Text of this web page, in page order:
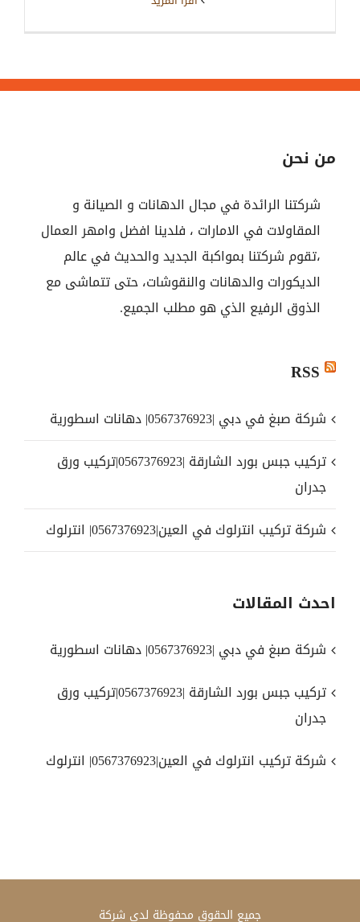
من نحن
شركتنا الرائدة في مجال الدهانات و الصيانة و
المقاولات في الامارات ، فلدينا افضل وامهر العمال
،تقوم شركتنا بمواكبة الجديد والحديث في عالم
الديكورات والدهانات والنقوشات، حتى تتماشى مع
الذوق الرفيع الذي هو مطلب الجميع.
RSS
شركة صبغ في دبي |0567376923| دهانات اسطورية
تركيب جبس بورد الشارقة |0567376923|تركيب ورق
جدران
شركة تركيب انترلوك في العين|0567376923| انترلوك
احدث المقالات
شركة صبغ في دبي |0567376923| دهانات اسطورية
تركيب جبس بورد الشارقة |0567376923|تركيب ورق
جدران
شركة تركيب انترلوك في العين|0567376923| انترلوك
جميع الحقوق محفوظة لدي شركة